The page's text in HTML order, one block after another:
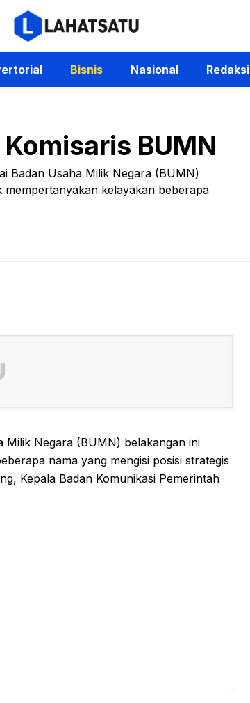
Bisnis Nasional Redaksi
BUMN
Badan Usaha Milik Negara (BUMN)
mempertanyakan kelayakan beberapa
Milik Negara (BUMN) belakangan ini
nama yang mengisi posisi strategis
Kepala Badan Komunikasi Pemerintah